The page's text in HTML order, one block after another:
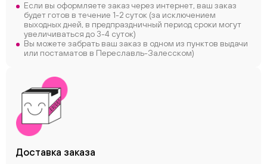
Если вы оформляете заказ через интернет, ваш заказ
будет готов в течение 1-2 суток (за исключением
выходных дней, в предпраздничный период сроки могут
увеличиваться до 3-4 суток)
Вы можете забрать ваш заказ в одном из пунктов выдачи
или постаматов в Переславль-Залесском)
Доставка заказа